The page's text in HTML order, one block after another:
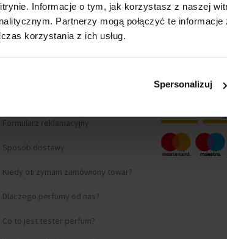
Informacje o tym, jak korzystasz z naszej
Partnerzy mogą połączyć te
korzystania z ich usług.
Spersonalizuj
WSZYSTKO O ZAKUPIE
Formularz reklamacyjny
Sposób dostawy
Kiedy otrzymam zamówiony towar?
Dlaczego perfumy od nas?
Co to jest tester perfum?
METODA